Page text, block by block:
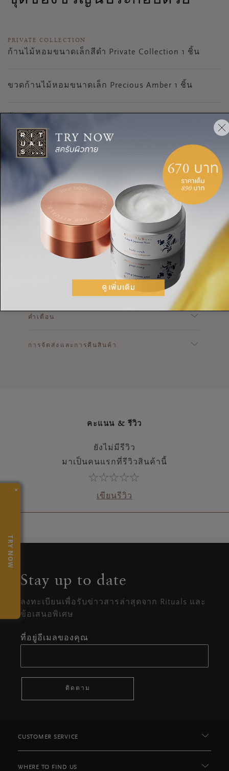
PRIVATE COLLECTION
ก้านไม้หอมขนาดเล็กสีดำ Private Collection 1 ชิ้น
ขวดก้านไม้หอมขนาดเล็ก Precious Amber 1 ชิ้น
น้ำหอมปรับอากาศภายในบ้าน Precious Amber 200
มล. 1 ชิ้น
คำเตือน
การจัดส่งและการคืนสินค้า
คะแนน & รีวิว
ยังไม่มีรีวิว
มาเป็นคนแรกที่รีวิวสินค้านี้
เขียนรีวิว
×
TRY NOW
Stay up to date
ลงทะเบียนเพื่อรับข่าวสารล่าสุดจาก Rituals และ
ข้อเสนอพิเศษ
ที่อยู่อีเมลของคุณ
ติดตาม
CUSTOMER SERVICE
WHERE TO FIND US